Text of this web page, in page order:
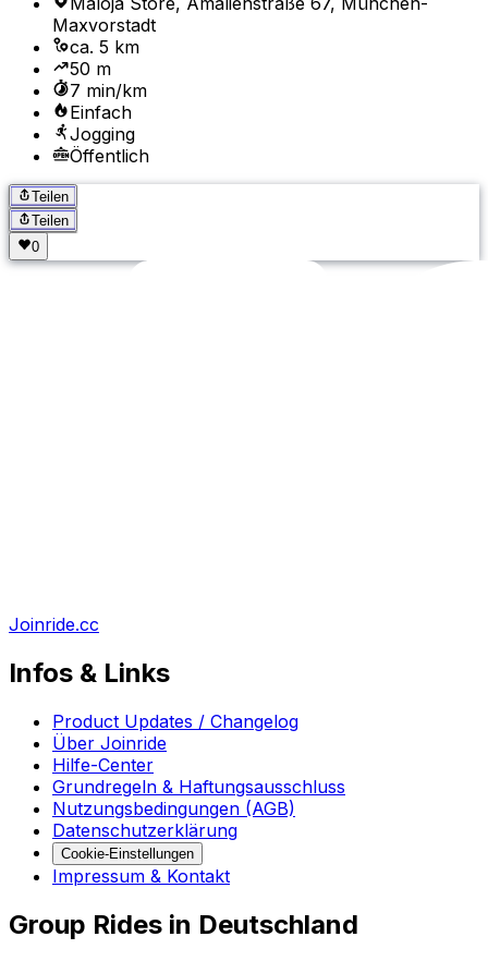
Maxvorstadt
ca. 5 km
50 m
7 min/km
Einfach
Jogging
Öffentlich
Teilen
Teilen
Joinride.cc
Infos & Links
Product Updates / Changelog
Über Joinride
Hilfe-Center
Grundregeln & Haftungsausschluss
Nutzungsbedingungen (AGB)
Datenschutzerklärung
Cookie-Einstellungen
Impressum & Kontakt
Group Rides in Deutschland